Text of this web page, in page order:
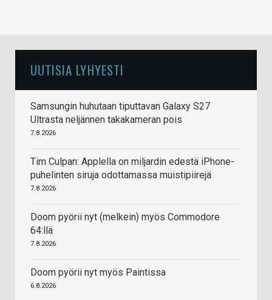
UUTISIA LYHYESTI
Samsungin huhutaan tiputtavan Galaxy S27
Ultrasta neljännen takakameran pois
7.8.2026
Tim Culpan: Applella on miljardin edestä iPhone-
puhelinten siruja odottamassa muistipiirejä
7.8.2026
Doom pyörii nyt (melkein) myös Commodore
64:llä
7.8.2026
Doom pyörii nyt myös Paintissa
6.8.2026